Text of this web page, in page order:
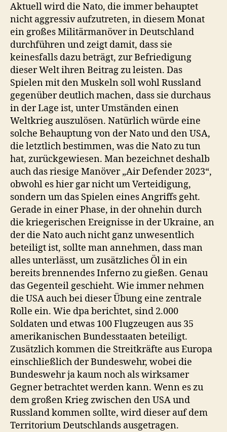
Aktuell wird die Nato, die immer behauptet
nicht aggressiv aufzutreten, in diesem Monat
ein großes Militärmanöver in Deutschland
durchführen und zeigt damit, dass sie
keinesfalls dazu beträgt, zur Befriedigung
dieser Welt ihren Beitrag zu leisten. Das
Spielen mit den Muskeln soll wohl Russland
gegenüber deutlich machen, dass sie durchaus
in der Lage ist, unter Umständen einen
Weltkrieg auszulösen. Natürlich würde eine
solche Behauptung von der Nato und den USA,
die letztlich bestimmen, was die Nato zu tun
hat, zurückgewiesen. Man bezeichnet deshalb
auch das riesige Manöver „Air Defender 2023“,
obwohl es hier gar nicht um Verteidigung,
sondern um das Spielen eines Angriffs geht.
Gerade in einer Phase, in der ohnehin durch
die kriegerischen Ereignisse in der Ukraine, an
der die Nato auch nicht ganz unwesentlich
beteiligt ist, sollte man annehmen, dass man
alles unterlässt, um zusätzliches Öl in ein
bereits brennendes Inferno zu gießen. Genau
das Gegenteil geschieht. Wie immer nehmen
die USA auch bei dieser Übung eine zentrale
Rolle ein. Wie dpa berichtet, sind 2.000
Soldaten und etwas 100 Flugzeugen aus 35
amerikanischen Bundesstaaten beteiligt.
Zusätzlich kommen die Streitkräfte aus Europa
einschließlich der Bundeswehr, wobei die
Bundeswehr ja kaum noch als wirksamer
Gegner betrachtet werden kann. Wenn es zu
dem großen Krieg zwischen den USA und
Russland kommen sollte, wird dieser auf dem
Territorium Deutschlands ausgetragen.